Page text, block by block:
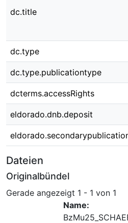
dc.title
dc.type
dc.type.publicationtype
dcterms.accessRights
eldorado.dnb.deposit
Dateien
Originalbündel
Gerade angezeigt 1 - 1 von 1
Name: